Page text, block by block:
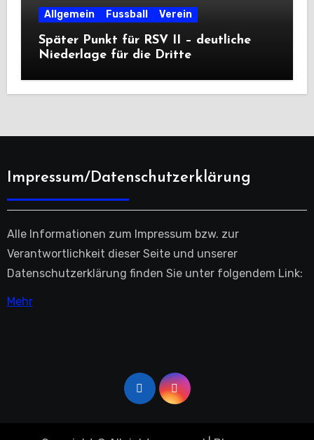
Allgemein Fussball Verein
Später Punkt für RSV II – deutliche
Niederlage für die Dritte
Impressum/Datenschutzerklärung
Alle Informationen zum Impressum bzw. zur
Verantwortlichkeit dieser Seite und unserer
Datenschutzerklärung finden Sie unter folgendem Link:
Mehr